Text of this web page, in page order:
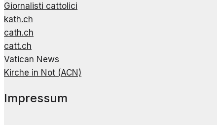
Giornalisti cattolici
kath.ch
cath.ch
catt.ch
Vatican News
Kirche in Not (ACN)
Impressum